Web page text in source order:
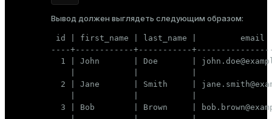
Вывод должен выглядеть следующим образом:
id | first_name | last_name |
----+------------+-----------
1 | John       | Doe       |
2 | Jane       | Smith     |
3 | Bob        | Brown     |